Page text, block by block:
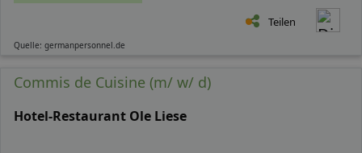
Teilen
Quelle: germanpersonnel.de
Commis de Cuisine (m/ w/ d)
Hotel-Restaurant Ole Liese